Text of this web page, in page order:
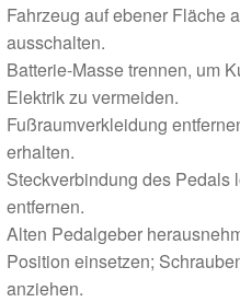
Fahrzeug auf ebener Fläche
ausschalten.
Batterie-Masse trennen, um
Elektrik zu vermeiden.
Fußraumverkleidung
erhalten.
Steckverbindung des Pedals
entfernen.
Alten Pedalgeber
Position einsetzen;
anziehen.